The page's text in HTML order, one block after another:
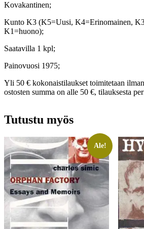
Kovakantinen;
Kunto K3 (K5=Uusi, K4=Erinomainen,
K1=huono);
Saatavilla 1 kpl;
Painovuosi 1975;
Yli 50 € kokonaistilaukset toimitetaan
ostosten summa on alle 50 €, tilauksesta
Tutustu myös
Ale!